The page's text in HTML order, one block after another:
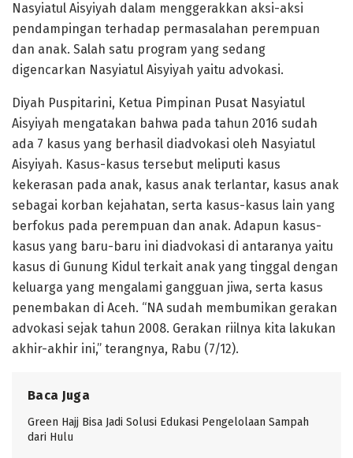
Nasyiatul Aisyiyah dalam menggerakkan aksi-aksi
pendampingan terhadap permasalahan perempuan
dan anak. Salah satu program yang sedang
digencarkan Nasyiatul Aisyiyah yaitu advokasi.
Diyah Puspitarini, Ketua Pimpinan Pusat Nasyiatul
Aisyiyah mengatakan bahwa pada tahun 2016 sudah
ada 7 kasus yang berhasil diadvokasi oleh Nasyiatul
Aisyiyah. Kasus-kasus tersebut meliputi kasus
kekerasan pada anak, kasus anak terlantar, kasus anak
sebagai korban kejahatan, serta kasus-kasus lain yang
berfokus pada perempuan dan anak. Adapun kasus-
kasus yang baru-baru ini diadvokasi di antaranya yaitu
kasus di Gunung Kidul terkait anak yang tinggal dengan
keluarga yang mengalami gangguan jiwa, serta kasus
penembakan di Aceh. “NA sudah membumikan gerakan
advokasi sejak tahun 2008. Gerakan riilnya kita lakukan
akhir-akhir ini,” terangnya, Rabu (7/12).
Baca Juga
Green Hajj Bisa Jadi Solusi Edukasi Pengelolaan Sampah
dari Hulu